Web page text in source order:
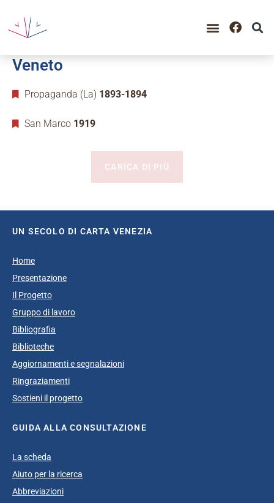
Veneto
Propaganda (La) 1893-1894
San Marco 1919
CARICA DI PIÙ
UN SECOLO DI CARTA VENEZIA
Home
Presentazione
Il Progetto
Gruppo di lavoro
Bibliografia
Biblioteche
Aggiornamenti e segnalazioni
Ringraziamenti
Sostieni il progetto
GUIDA ALLA CONSULTAZIONE
La scheda
Aiuto per la ricerca
Abbreviazioni